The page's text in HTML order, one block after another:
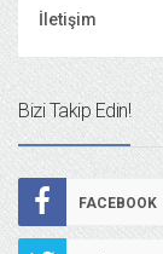
İletişim
Bizi Takip Edin!
FACEBOOK